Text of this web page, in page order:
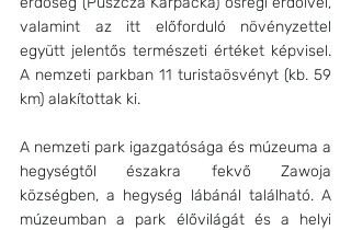
valamint az itt előforduló növényzettel
együtt jelentős természeti értéket képvisel.
A nemzeti parkban 11 turistaösvényt (kb. 59
km) alakítottak ki.
A nemzeti park igazgatósága és múzeuma a
hegységtől északra fekvő Zawoja
községben, a hegység lábánál található. A
múzeumban a park élővilágát és a helyi